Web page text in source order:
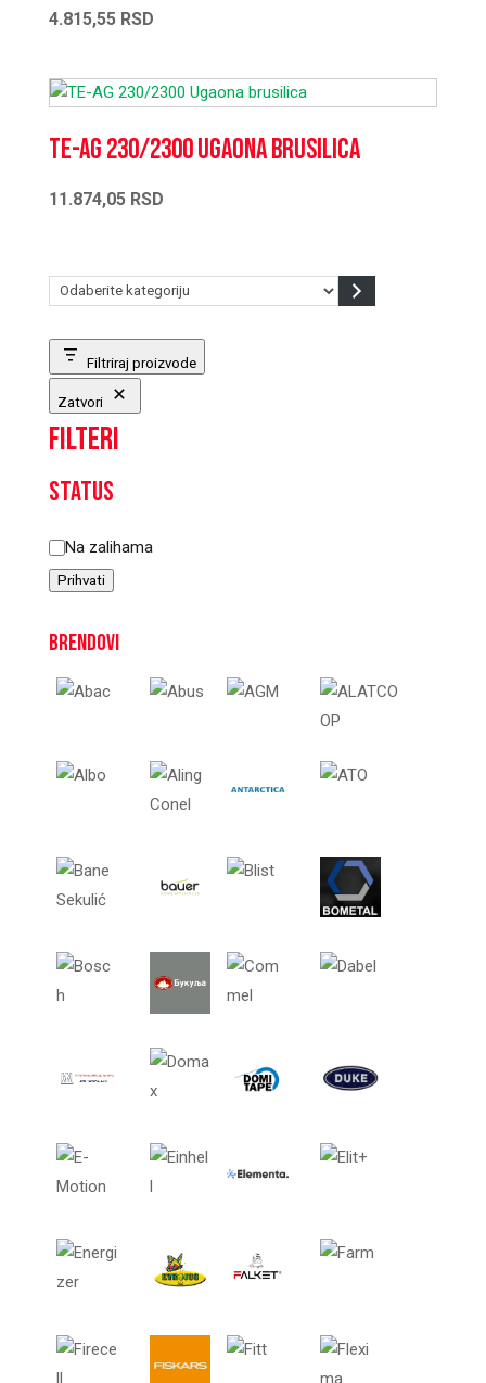
4.815,55 RSD
TE-AG 230/2300 Ugaona brusilica
11.874,05 RSD
Odaberite
Filtriraj proizvode
Zatvori
Filteri
Status
Status
Na zalihama
Prihvati
Brendovi